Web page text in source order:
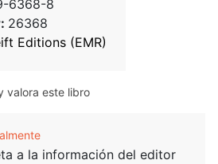
6368-8
26368
Editions (EMR)
valora este libro
a la información del editor